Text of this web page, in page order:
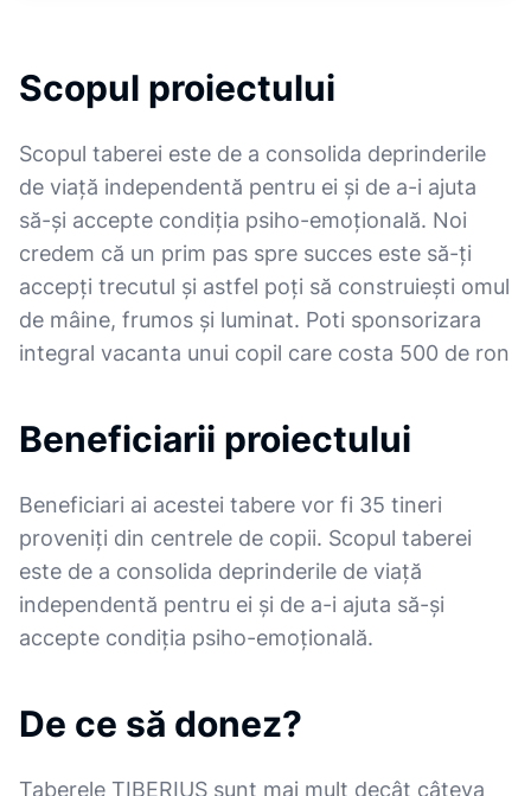
Scopul proiectului
Scopul taberei este de a consolida deprinderile
de viață independentă pentru ei și de a-i ajuta
să-și accepte condiția psiho-emoțională. Noi
credem că un prim pas spre succes este să-ți
accepți trecutul și astfel poți să construiești omul
de mâine, frumos și luminat. Poti sponsorizara
integral vacanta unui copil care costa 500 de ron
Beneficiarii proiectului
Beneficiari ai acestei tabere vor fi 35 tineri
proveniți din centrele de copii. Scopul taberei
este de a consolida deprinderile de viață
independentă pentru ei și de a-i ajuta să-și
accepte condiția psiho-emoțională.
De ce să donez?
Taberele TIBERIUS sunt mai mult decât câteva